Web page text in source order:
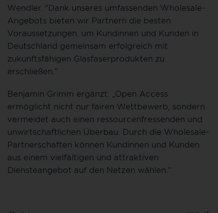
Wendler. "Dank unseres umfassenden Wholesale-
Angebots bieten wir Partnern die besten
Voraussetzungen, um Kundinnen und Kunden in
Deutschland gemeinsam erfolgreich mit
zukunftsfähigen Glasfaserprodukten zu
erschließen.“
Benjamin Grimm ergänzt: „Open Access
ermöglicht nicht nur fairen Wettbewerb, sondern
vermeidet auch einen ressourcenfressenden und
unwirtschaftlichen Überbau. Durch die Wholesale-
Partnerschaften können Kundinnen und Kunden
aus einem vielfältigen und attraktiven
Diensteangebot auf den Netzen wählen.“